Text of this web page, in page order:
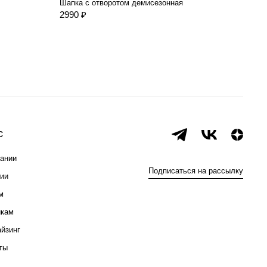
Шапка с отворотом демисезонная
2990 ₽
Подписаться на рассылку